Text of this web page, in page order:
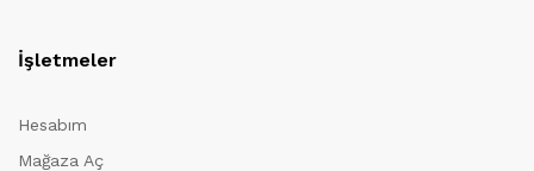
İşletmeler
Hesabım
Mağaza Aç